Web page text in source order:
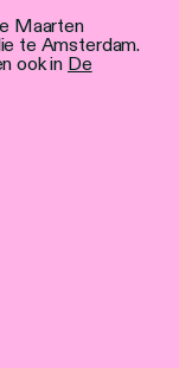
Maarten
te Amsterdam.
ook in De